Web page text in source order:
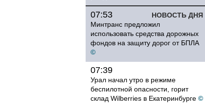
НОВОСТЬ ДНЯ
07:53
Минтранс предложил
использовать средства дорожных
фондов на защиту дорог от БПЛА
©
07:39
Урал начал утро в режиме
беспилотной опасности, горит
склад Wilberries в Екатеринбурге ©